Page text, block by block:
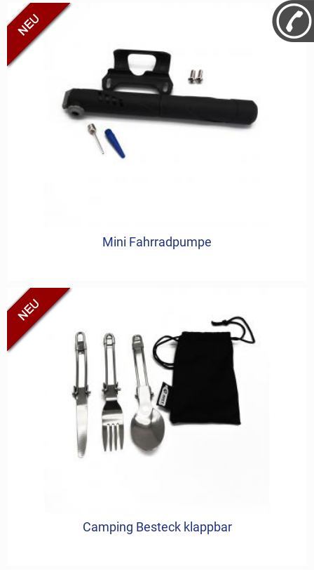
Mini Fahrradpumpe
Camping Besteck klappbar